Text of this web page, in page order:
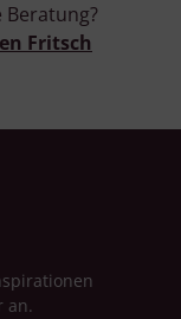
Beratung?
Fritsch
an.